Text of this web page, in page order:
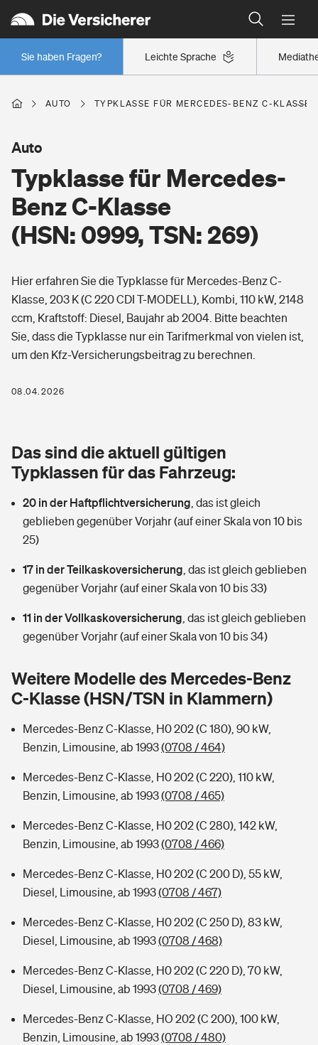
Leichte Sprache
Sie haben Fragen?
Wer versichert was: Jetzt Versicherer finden
Regionalklassen: So ist Ihre Region eingestuft
Wer versichert was: Jetzt Versicherer finden
Berufsunfähigkeitsversicherung
Arbeitsrechtsschutz
Berufshaftpflichtversicherung
Rentenrechner: Wie viel Geld bekomme ich im Alter?
Wer versichert was: Jetzt Versicherer finden
Sie haben Fragen?
Wohnen
Wohngebäudeversicherung
Hausratversicherung
Elementarversicherung
Photovoltaik
Wärmepumpen versichern
Vermieterrrechtsschutz
Mietkautionsversicherung
Restkreditversicherung
Zur Übersicht
Tools
Hochwasser-Check: Wie gefährdet ist Ihr Haus?
Wer versichert was: Jetzt Versicherer finden
Sie haben Fragen?
Pri­vate Haft­pflicht­
Rechts­schutz­ver­si­che­rung
Kinderunfall­ver­si­che­rung
Reiseversicherung
Handyversicherung
Private Cyberversicherung
Musikinstrumentenversicherung
Zur Übersicht
Tools
Kinderunfall-Check: Mehr Sicherheit für deine Kids
Typklassen: So ist Ihr Auto eingestuft
Sie haben Fragen?
Gesundheit
Private Krankenversicherung
Tierkrankenversicherung
Zur Übersicht
Sie haben Fragen?
Rentenrechner: Wie viel Geld bekomme ich im Alter?
AUTO TYPKLASSE FÜR MERCEDES-BENZ C-
Typklasse für Mercedes-
Benz C-Klasse
(HSN: 0999, TSN: 269)
Auto
Hier erfahren Sie die Typklasse für Mercedes-Benz C-
Klasse, 203 K (C 220 CDI T-MODELL), Kombi, 110 kW, 2148
ccm, Kraftstoff: Diesel, Baujahr ab 2004. Bitte beachten
Sie, dass die Typklasse nur ein Tarifmerkmal von vielen ist,
um den Kfz-Versicherungsbeitrag zu berechnen.
08.04.2026
Das sind die aktuell gültigen
Typklassen für das Fahrzeug:
20 in der Haftpflichtversicherung das ist gleich
geblieben gegenüber Vorjahr (auf einer Skala von 10 bis
25)
17 in der Teilkaskoversicherung das ist gleich geblieben
gegenüber Vorjahr (auf einer Skala von 10 bis 33)
11 in der Vollkaskoversicherung das ist gleich geblieben
gegenüber Vorjahr (auf einer Skala von 10 bis 34)
Weitere Modelle des Mercedes-Benz
C-Klasse (HSN/TSN in Klammern)
Mercedes-Benz C-Klasse, H0 202 (C 180), 90 kW,
Benzin, Limousine, ab 1993(0708 / 464)
Mercedes-Benz C-Klasse, H0 202 (C 220), 110 kW,
Benzin, Limousine, ab 1993(0708 / 465)
Mercedes-Benz C-Klasse, H0 202 (C 280), 142 kW,
Benzin, Limousine, ab 1993(0708 / 466)
Mercedes-Benz C-Klasse, H0 202 (C 200 D), 55 kW,
Diesel, Limousine, ab 1993(0708 / 467)
Mercedes-Benz C-Klasse, H0 202 (C 250 D), 83 kW,
Diesel, Limousine, ab 1993(0708 / 468)
Mercedes-Benz C-Klasse, H0 202 (C 220 D), 70 kW,
Diesel, Limousine, ab 1993(0708 / 469)
Mercedes-Benz C-Klasse, HO 202 (C 200), 100 kW,
Benzin, Limousine, ab 1993(0708 / 480)